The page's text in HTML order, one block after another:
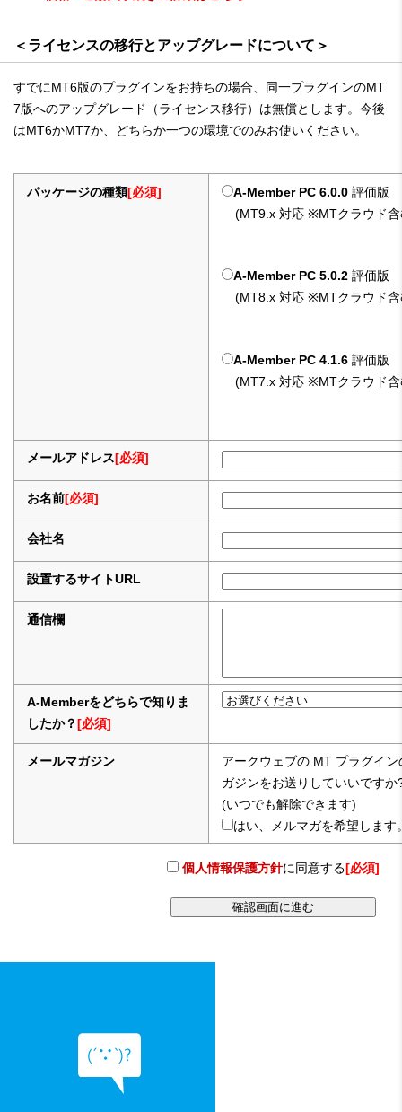
＜ライセンスの移行とアップグレードについて＞
すでにMT6版のプラグインをお持ちの場合、同一プラグインのMT
7版へのアップグレード（ライセンス移行）は無償とします。今後
はMT6かMT7か、どちらか一つの環境でのみお使いください。
パッケージの種類[必須] A-Member PC 6.0.0 評価版
(MT9.x 対応 ※MTクラウド
A-Member PC 5.0.2 評価版
(MT8.x 対応 ※MTクラウド
A-Member PC 4.1.6 評価版
(MT7.x 対応 ※MTクラウド
メールアドレス[必須]
お名前[必須]
会社名
設置するサイトURL
通信欄
A-Memberをどちらで知りま
したか？[必須]
メールマガジン
アークウェブの MT プラグイ
ガジンをお送りしていいですか
(いつでも解除できます)
はい、メルマガを希望します
個人情報保護方針に同意する[必須]